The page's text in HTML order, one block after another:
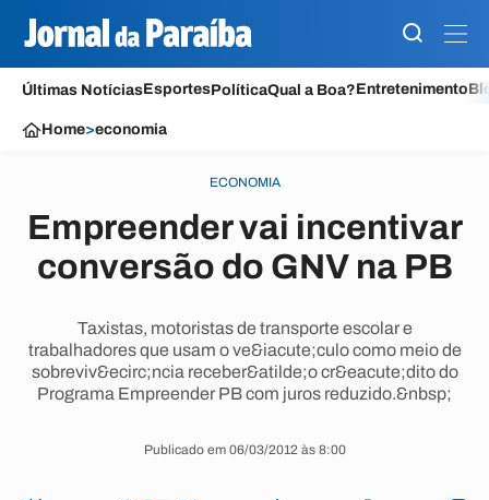
Últimas NotíciasEsportesPolíticaQual a Boa?Entretenimento
Home>economia
ECONOMIA
Empreender vai incentivar
conversão do GNV na PB
Taxistas, motoristas de transporte escolar e
trabalhadores que usam o ve&iacute;culo como meio de
sobreviv&ecirc;ncia receber&atilde;o cr&eacute;dito do
Programa Empreender PB com juros reduzido.&nbsp;
Publicado em 06/03/2012 às 8:00